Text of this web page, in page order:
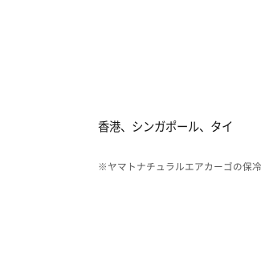
香港、シンガポール、タイ
※ヤマトナチュラルエアカーゴの保